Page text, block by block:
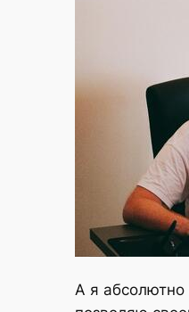
А я абсолютно